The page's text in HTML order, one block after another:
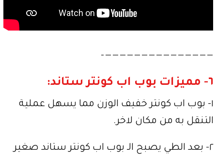
———————————————–
٦- مميزات بوب اب كونتر ستاند:
١- بوب اب كونتر خفيف الوزن مما يسهل عملية
التنقل به من مكان لاخر.
٢- بعد الطي يصبح الـ بوب اب كونتر ستاند صغير